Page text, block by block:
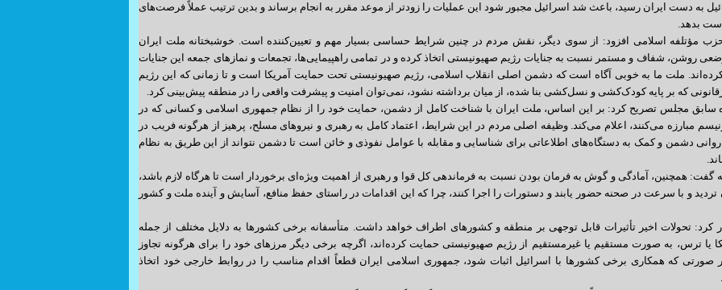
به دست ایران رسید، باعث شد اسرائیل مجبور شود این عملیات را زودتر از موعد مقرر به انجام برساند و بدین ترتیب عملاً فرصت‌های
بدهد.
مؤتلفه اسلامی افزود: از سوی دیگر، نقش مردم در چنین شرایط حساسی بسیار مهم و تعیین‌کننده است. خوشبختانه ملت ایران
روشن، شفاف و مستمر نسبت به جنایات رژیم صهیونیستی اتخاذ کرده و در تمامی راهپیمایی‌ها، تجمعات و نمازهای جمعه این جنایات
ملت ما به خوبی آگاه است که دشمن اصلی انقلاب اسلامی، رژیم صهیونیستی تحت حمایت آمریکا است و تا زمانی که این رژیم
که بر پایه کودک‌کشی و نسل‌کشی بنا شده، از میان برداشته نشود، نمی‌توان امنیت و پیشرفت واقعی را در منطقه پیش‌بینی کرد.
سابق مجلس تصریح کرد: بر این اساس، ملت ایران با شناخت کامل از دشمن، حمایت خود را از نظام جمهوری اسلامی و کسانی که در
مبارزه می‌کنند، اعلام می‌کند. وظیفه اصلی مردم در این شرایط، اعتماد کامل به رهبری و نیروهای مسلح، پرهیز از هرگونه فریب در
روانی دشمن و کمک به دستگاه‌های اطلاعاتی برای شناسایی و مقابله با عوامل نفوذی و خائن است تا دشمن نتواند از این طریق به نظام
گفت: همچنین، آمادگی و گوش به فرمان بودن نسبت به فرماندهی کل قوا و رهبری از اهمیت ویژه‌ای برخوردار است تا هرگاه لازم باشد،
تردید و با سرعت در صحنه حضور یابند و دستورات را اجرا کنند، چرا که این اقدامات در راستای حفظ منافع، آسایش و آینده ملت و کشور
کرد: تحولات اخیر تأثیرات قابل توجهی بر منطقه و کشورهای اطراف خواهد داشت. متأسفانه برخی کشورها به دلایل مختلف از جمله
یا ترس، به صورت مستقیم یا غیرمستقیم از رژیم صهیونیستی حمایت کرده‌اند، اگرچه برخی دیگر مرزهای خود را برای هرگونه تجاوز
صورتی که همکاری برخی کشورها با اسرائیل اثبات شود، جمهوری اسلامی ایران قطعاً اقدام مناسب را در روابط خارجی خود اتخاذ